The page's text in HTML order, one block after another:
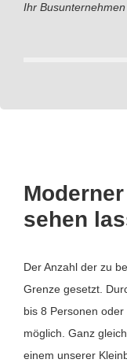
Ihr
sehen
Der Anzahl der zu
Grenze gesetzt.
bis 8 Personen
möglich. Ganz
einem unserer